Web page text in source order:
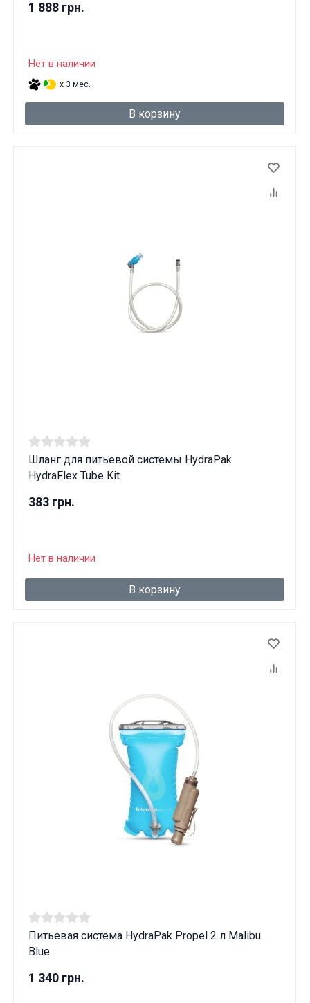
1 888 грн.
Нет в наличии
x 3 мес.
В корзину
Шланг для питьевой системы HydraPak
HydraFlex Tube Kit
383 грн.
Нет в наличии
В корзину
Питьевая система HydraPak Propel 2 л Malibu
Blue
1 340 грн.